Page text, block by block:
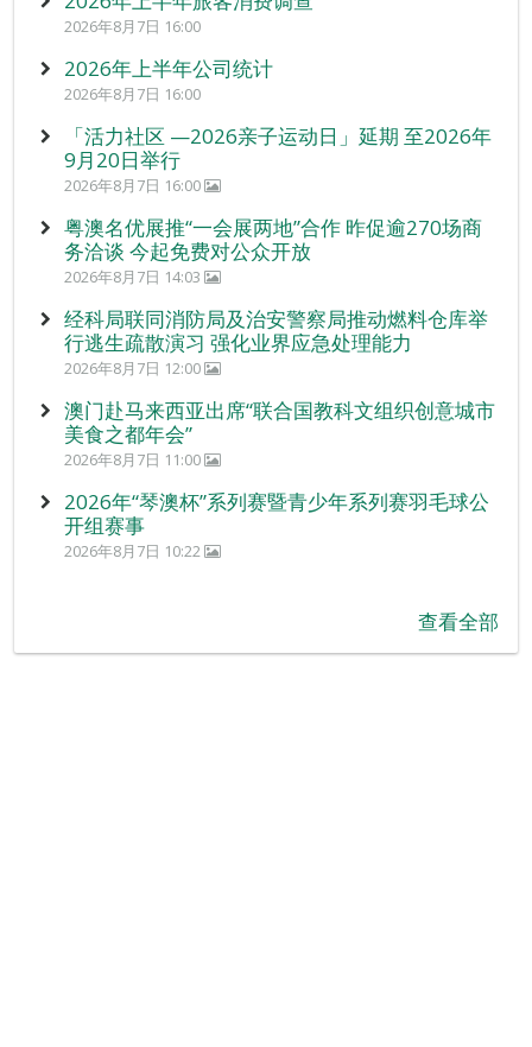
2026年8月7日 16:00
2026年上半年公司统计
2026年8月7日 16:00
「活力社区 —2026亲子运动日」延期 至2026年
9月20日举行
2026年8月7日 16:00
粤澳名优展推“一会展两地”合作 昨促逾270场商
务洽谈 今起免费对公众开放
2026年8月7日 14:03
经科局联同消防局及治安警察局推动燃料仓库举
行逃生疏散演习 强化业界应急处理能力
2026年8月7日 12:00
澳门赴马来西亚出席“联合国教科文组织创意城市
美食之都年会”
2026年8月7日 11:00
2026年“琴澳杯”系列赛暨青少年系列赛羽毛球公
开组赛事
2026年8月7日 10:22
查看全部